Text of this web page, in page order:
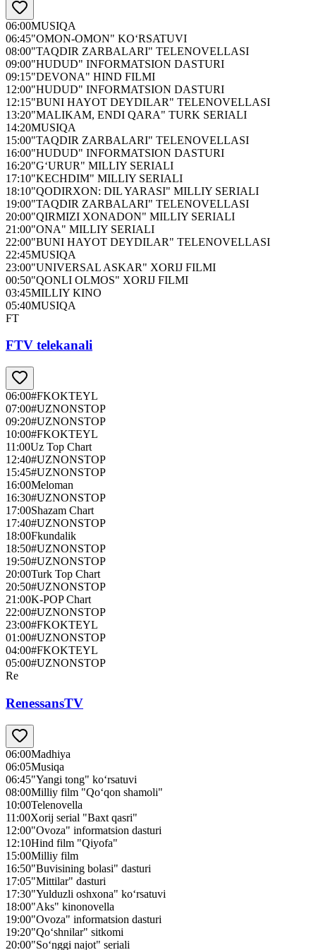
06:00MUSIQA
06:45"OMON-OMON" KO‘RSATUVI
08:00"TAQDIR ZARBALARI" TELENOVELLASI
09:00"HUDUD" INFORMATSION DASTURI
09:15"DEVONA" HIND FILMI
12:00"HUDUD" INFORMATSION DASTURI
12:15"BUNI HAYOT DEYDILAR" TELENOVELLASI
13:20"MALIKAM, ENDI QARA" TURK SERIALI
14:20MUSIQA
15:00"TAQDIR ZARBALARI" TELENOVELLASI
16:00"HUDUD" INFORMATSION DASTURI
16:20"G‘URUR" MILLIY SERIALI
17:10"KECHDIM" MILLIY SERIALI
18:10"QODIRXON: DIL YARASI" MILLIY SERIALI
19:00"TAQDIR ZARBALARI" TELENOVELLASI
20:00"QIRMIZI XONADON" MILLIY SERIALI
21:00"ONA" MILLIY SERIALI
22:00"BUNI HAYOT DEYDILAR" TELENOVELLASI
22:45MUSIQA
23:00"UNIVERSAL ASKAR" XORIJ FILMI
00:50"QONLI OLMOS" XORIJ FILMI
03:45MILLIY KINO
05:40MUSIQA
FT
FTV telekanali
06:00#FKOKTEYL
07:00#UZNONSTOP
09:20#UZNONSTOP
10:00#FKOKTEYL
11:00Uz Top Chart
12:40#UZNONSTOP
15:45#UZNONSTOP
16:00Meloman
16:30#UZNONSTOP
17:00Shazam Chart
17:40#UZNONSTOP
18:00Fkundalik
18:50#UZNONSTOP
19:50#UZNONSTOP
20:00Turk Top Chart
20:50#UZNONSTOP
21:00K-POP Chart
22:00#UZNONSTOP
23:00#FKOKTEYL
01:00#UZNONSTOP
04:00#FKOKTEYL
05:00#UZNONSTOP
Re
RenessansTV
06:00Madhiya
06:05Musiqa
06:45"Yangi tong" ko‘rsatuvi
08:00Milliy film "Qo‘qon shamoli"
10:00Telenovella
11:00Xorij serial "Baxt qasri"
12:00"Ovoza" informatsion dasturi
12:10Hind film "Qiyofa"
15:00Milliy film
16:50"Buvisining bolasi" dasturi
17:05"Mittilar" dasturi
17:30"Yulduzli oshxona" ko‘rsatuvi
18:00"Aks" kinonovella
19:00"Ovoza" informatsion dasturi
19:20"Qo‘shnilar" sitkomi
20:00"So‘nggi najot" seriali